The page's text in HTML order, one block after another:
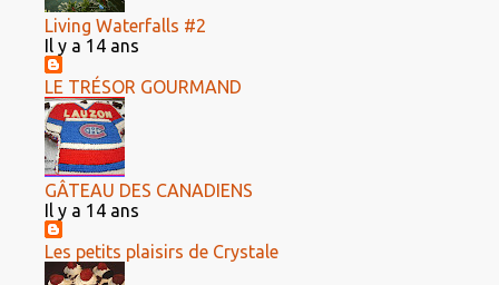
Living Waterfalls #2
Il y a 14 ans
LE TRÉSOR GOURMAND
GÂTEAU DES CANADIENS
Il y a 14 ans
Les petits plaisirs de Crystale